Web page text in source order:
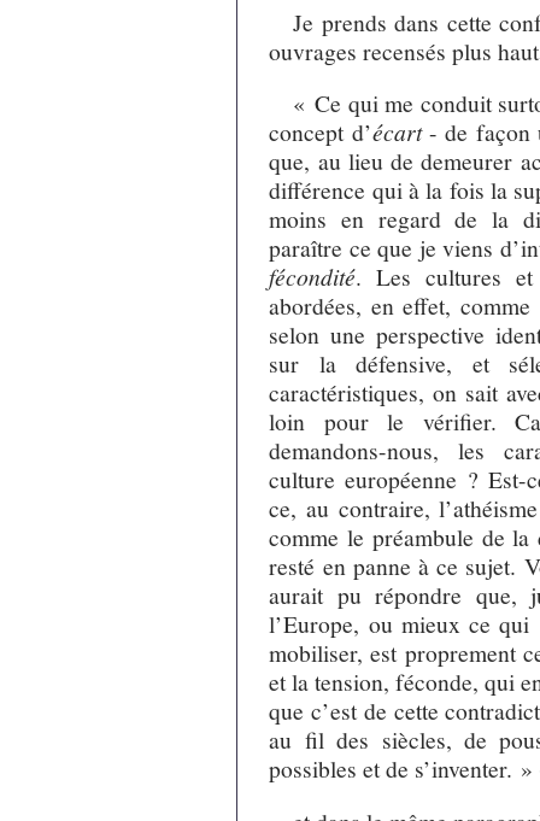
Je prends dans cette
ouvrages recensés plus
« Ce qui me conduit
concept d’écart- de façon
que, au lieu de demeurer
différence qui à la fois la
moins en regard de la
paraître ce que je viens
fécondité. Les cultures et
abordées, en effet,
selon une perspective
sur la défensive, et
caractéristiques, on sait
loin pour le vérifier.
demandons-nous, les
culture européenne ?
ce, au contraire,
comme le préambule de la
resté en panne à ce sujet.
aurait pu répondre que,
l’Europe, ou mieux ce
mobiliser, est proprement
et la tension, féconde, qui
que c’est de cette
au fil des siècles, de
possibles et de s’inventer.